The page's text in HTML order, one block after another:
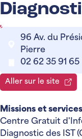
96 Av. du
Pierre
02 62 35 91 65
Aller sur le site
Missions et
Centre Gratuit
Diagnostic des IST